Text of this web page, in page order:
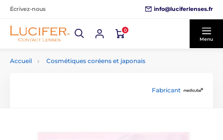
Écrivez-nous info@luciferlenses.fr
0
Menu
Accueil Cosmétiques coréens et japonais
Fabricant